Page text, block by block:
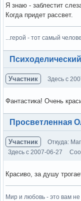
Я знаю - заблестит
Когда придет рассвет.
...герой - тот самый
Вне форума
Участник Здесь с
Фантастика! Очень
Вне форума
Участник
Откуда:
Здесь с 2007-06-27
Красиво, за душу
Мир и любовь - это вам не